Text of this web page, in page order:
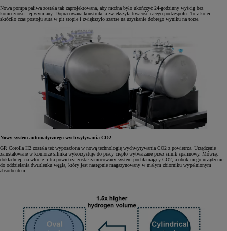
Nowa pompa paliwa została tak zaprojektowana, aby można było ukończyć 24-godzinny wyścig bez
konieczności jej wymiany. Dopracowana konstrukcja zwiększyła trwałość całego podzespołu. To z kolei
skróciło czas postoju auta w pit stopie i zwiększyło szanse na uzyskanie dobrego wyniku na torze.
Nowy system automatycznego wychwytywania CO2
GR Corolla H2 została też wyposażona w nową technologię wychwytywania CO2 z powietrza. Urządzenie
zainstalowane w komorze silnika wykorzystuje do pracy ciepło wytwarzane przez silnik spalinowy. Mówiąc
dokładniej, na wlocie filtra powietrza został zamocowany system pochłaniający CO2, a obok niego urządzenie
do oddzielania dwutlenku węgla, który jest następnie magazynowany w małym zbiorniku wypełnionym
absorbentem.